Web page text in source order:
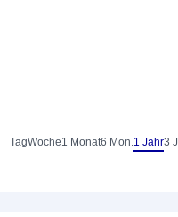
TagWoche1 Monat6 Mon.1 Jahr3